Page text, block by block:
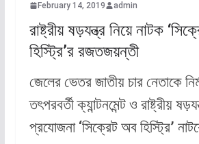
February 14, 2019 admin
রাষ্ট্রীয় ষড়যন্ত্র নিয়ে নাটক
হিস্ট্রি’র রজতজয়ন্তী
জেলের ভেতর জাতীয় চার নেতাকে
তৎপরবর্তী ক্যান্টনমেন্ট ও রাষ্ট্রীয়
প্রযোজনা ‘সিক্রেট অব হিস্ট্রি’